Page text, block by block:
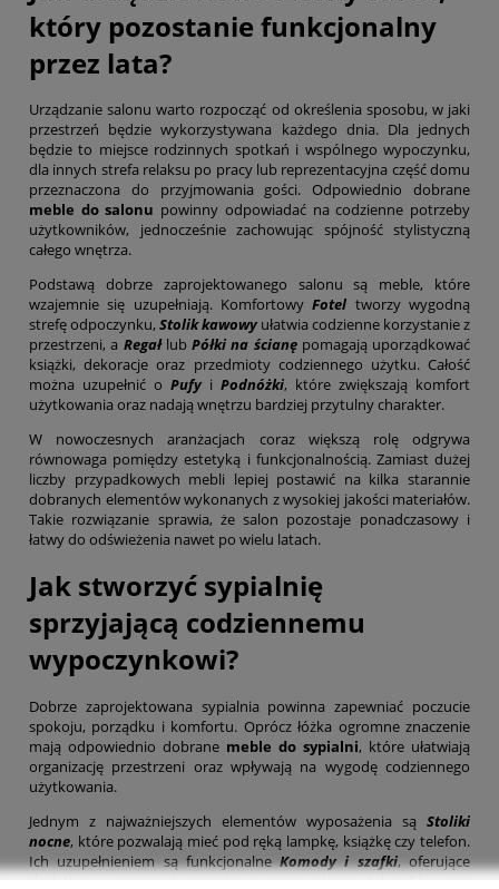
który pozostanie funkcjonalny
przez lata?
Urządzanie salonu warto rozpocząć od określenia sposobu, w jaki
przestrzeń będzie wykorzystywana każdego dnia. Dla jednych
będzie to miejsce rodzinnych spotkań i wspólnego wypoczynku,
dla innych strefa relaksu po pracy lub reprezentacyjna część domu
przeznaczona do przyjmowania gości. Odpowiednio dobrane
meble do salonu powinny odpowiadać na codzienne potrzeby
użytkowników, jednocześnie zachowując spójność stylistyczną
całego wnętrza.
Podstawą dobrze zaprojektowanego salonu są meble, które
wzajemnie się uzupełniają. KomfortowyFotel tworzy wygodną
strefę odpoczynku, Stolik kawowy ułatwia codzienne korzystanie z
przestrzeni, a Regałlub Półki na ścianępomagają uporządkować
książki, dekoracje oraz przedmioty codziennego użytku. Całość
można uzupełnić o Pufy i Podnóżki, które zwiększają komfort
użytkowania oraz nadają wnętrzu bardziej przytulny charakter.
W nowoczesnych aranżacjach coraz większą rolę odgrywa
równowaga pomiędzy estetyką i funkcjonalnością. Zamiast dużej
liczby przypadkowych mebli lepiej postawić na kilka starannie
dobranych elementów wykonanych z wysokiej jakości materiałów.
Takie rozwiązanie sprawia, że salon pozostaje ponadczasowy i
łatwy do odświeżenia nawet po wielu latach.
Jak stworzyć sypialnię
sprzyjającą codziennemu
wypoczynkowi?
Dobrze zaprojektowana sypialnia powinna zapewniać poczucie
spokoju, porządku i komfortu. Oprócz łóżka ogromne znaczenie
mają odpowiednio dobrane meble do sypialni, które ułatwiają
organizację przestrzeni oraz wpływają na wygodę codziennego
użytkowania.
Jednym z najważniejszych elementów wyposażenia są Stoliki
nocne, które pozwalają mieć pod ręką lampkę, książkę czy telefon.
Ich uzupełnieniem są funkcjonalneKomody i szafki, oferujące
dodatkowe miejsce do przechowywania odzieży, tekstyliów oraz